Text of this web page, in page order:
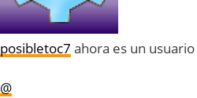
posibletoc7 ahora es un
@